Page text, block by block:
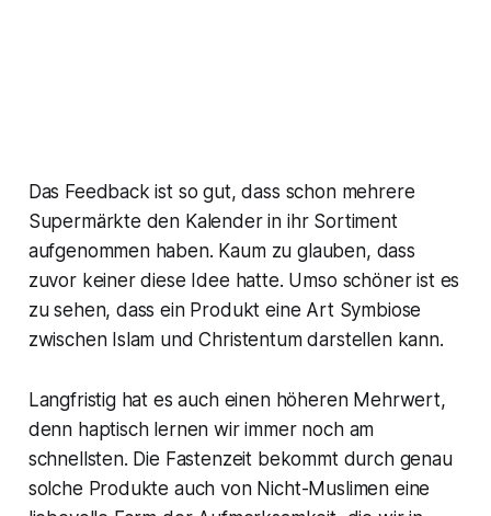
Das Feedback ist so gut, dass schon mehrere
Supermärkte den Kalender in ihr Sortiment
aufgenommen haben. Kaum zu glauben, dass
zuvor keiner diese Idee hatte. Umso schöner ist es
zu sehen, dass ein Produkt eine Art Symbiose
zwischen Islam und Christentum darstellen kann.
Langfristig hat es auch einen höheren Mehrwert,
denn haptisch lernen wir immer noch am
schnellsten. Die Fastenzeit bekommt durch genau
solche Produkte auch von Nicht-Muslimen eine